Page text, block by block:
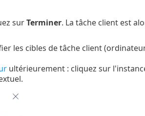
surTerminer. La tâche client est
les cibles de tâche client
ultérieurement : cliquez sur